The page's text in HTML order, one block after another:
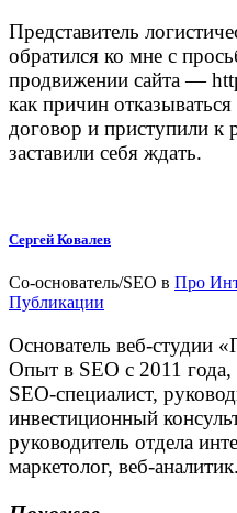
Представитель
обратился ко мне с
продвижении сайта —
как причин
договор и приступили к
заставили себя ждать.
Сергей Ковалев
Со-основатель/SEO в Про
Публикации
Основатель веб-студии
Опыт в SEO с 2011 года,
SEO-специалист,
инвестиционный
руководитель отдела
маркетолог, веб-аналитик.